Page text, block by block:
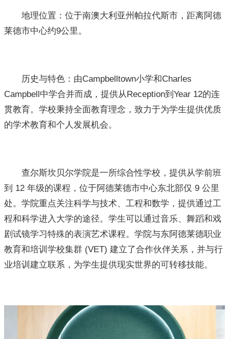
地理位置：位于南澳大利亚州帕拉代斯市，距离阿德
莱德市中心约9公里。
历史与特色：由Campbelltown小学和Charles
Campbell中学合并而成，提供从Reception到Year 12的连
贯教育。学校秉持全面教育理念，致力于为学生提供优质
的学术教育和个人发展机会。
查尔斯坎贝尔学院是一所综合性学校，提供从学前班
到 12 年级的课程，位于阿德莱德市中心东北部仅 9 公里
处。学院重点关注科学与技术、工程和数学，提供通过工
程和科学进入大学的途径。学生可以通过音乐、舞蹈和戏
剧试镜学习特殊的表演艺术课程。学院与东阿德莱德职业
教育和培训学校集群 (VET) 建立了合作伙伴关系，并与行
业培训建立联系，为学生提供现实世界的可转移技能。